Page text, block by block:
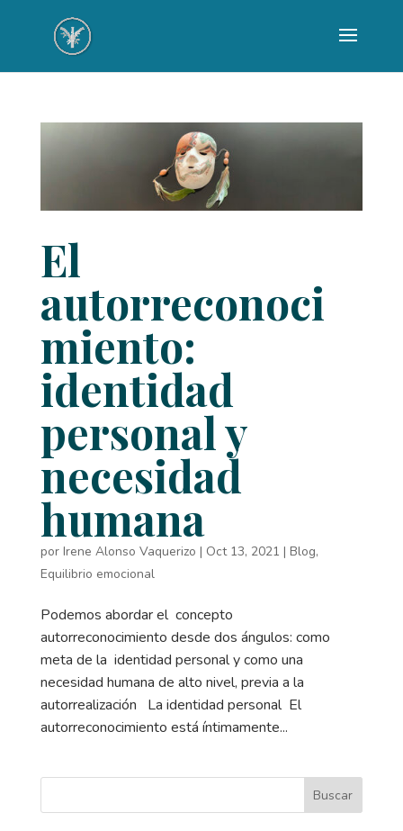
El
autorreconoci
miento:
identidad
personal y
necesidad
humana
por Irene Alonso Vaquerizo | Oct 13, 2021 | Blog,
Equilibrio emocional
Podemos abordar el concepto
autorreconocimiento desde dos ángulos: como
meta de la identidad personal y como una
necesidad humana de alto nivel, previa a la
autorrealización La identidad personal El
autorreconocimiento está íntimamente...
Buscar